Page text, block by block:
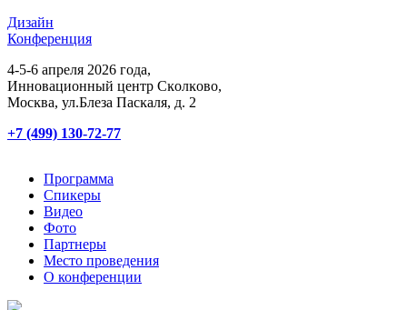
Дизайн
Конференция
4-5-6 апреля 2026 года,
Инновационный центр Сĸолĸово,
Мосĸва, ул.Блеза Пасĸаля, д. 2
+7 (499) 130-72-77
Программа
Спикеры
Видео
Фото
Партнеры
Место проведения
О конференции